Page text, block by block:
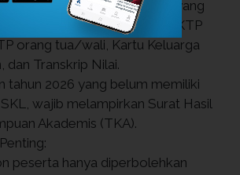
asli serta fotokopi yang
meliputi: Akta Kelahiran, KTP
orang tua/wali, Kartu Keluarga
dan Transkrip Nilai.
tahun 2026 yang belum memiliki
wajib melampirkan Surat Hasil
Akademis (TKA).
peserta hanya diperbolehkan